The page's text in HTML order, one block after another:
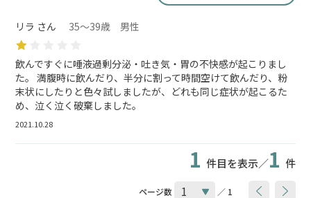
リラ さん 35～39歳 男性
飲んですぐに唾液過剰分泌・吐き気・胃の不快感が起こりまし
た。 満腹時に飲んだり、半分に割って時間空けて飲んだり、粉
末状にしたりと色々試しましたが、どれも同じ症状が起こるた
め、泣く泣く破棄しました。
2021.10.28
1 件目を表示／1 件
ページ数 ／ 1